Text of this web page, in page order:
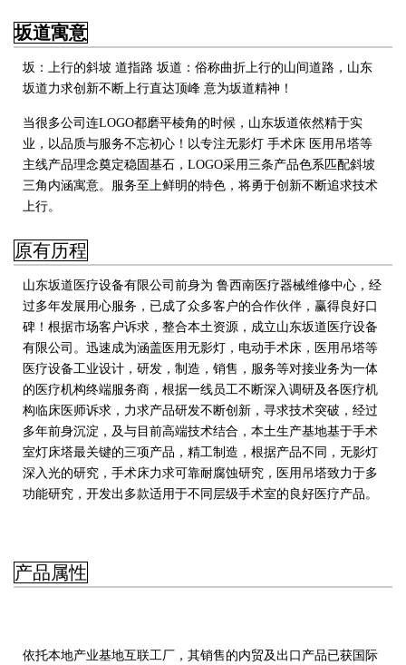
坂道寓意
坂：上行的斜坡 道指路 坂道：俗称曲折上行的山间道路，山东
坂道力求创新不断上行直达顶峰 意为坂道精神！
当很多公司连LOGO都磨平棱角的时候，山东坂道依然精于实
业，以品质与服务不忘初心！以专注无影灯 手术床 医用吊塔等
主线产品理念奠定稳固基石，LOGO采用三条产品色系匹配斜坡
三角内涵寓意。服务至上鲜明的特色，将勇于创新不断追求技术
上行。
原有历程
山东坂道医疗设备有限公司前身为 鲁西南医疗器械维修中心，经
过多年发展用心服务，已成了众多客户的合作伙伴，赢得良好口
碑！根据市场客户诉求，整合本土资源，成立山东坂道医疗设备
有限公司。迅速成为涵盖医用无影灯，电动手术床，医用吊塔等
医疗设备工业设计，研发，制造，销售，服务等对接业务为一体
的医疗机构终端服务商， 根据一线员工不断深入调研及各医疗机
构临床医师诉求，力求产品研发不断创新，寻求技术突破，经过
多年前身沉淀，及与目前高端技术结合，本土生产基地基于手术
室灯床塔最关键的三项产品，精工制造，根据产品不同，无影灯
深入光的研究，手术床力求可靠耐腐蚀研究，医用吊塔致力于多
功能研究，开发出多款适用于不同层级手术室的良好医疗产品。
产品属性
依托本地产业基地互联工厂，其销售的内贸及出口产品已获国际